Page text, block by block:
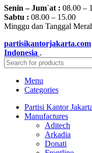
Senin – Jum`at : 08.00 –
Sabtu : 08.00 – 15.00
Minggu dan Tanggal
partisikantorjakarta.com
Indonesia .
Menu
Categories
Partisi Kantor Jakarta
Manufactures
Aditech
Arkadia
Donati